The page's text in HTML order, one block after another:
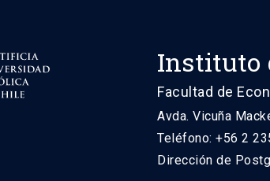
Instituto
Facultad de
Avda. Vicuña
Teléfono: +56 2
Dirección de